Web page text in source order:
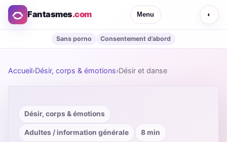
Fantasmes.com Menu ◐
Sans porno Consentement d’abord
Accueil›Désir, corps & émotions›Désir et danse
Désir, corps & émotions
Adultes / information générale 8 min